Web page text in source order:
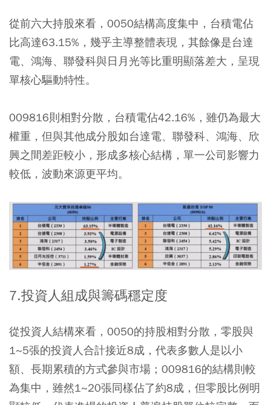
從前六大持股來看，0050結構高度集中，台積電佔
比高達63.15%，幾乎主導整體表現，其餘像是台達
電、鴻海、聯發科與日月光等比重明顯落差大，呈現
單核心驅動特性。
009816則相對分散，台積電佔42.16%，雖仍為最大
權重，但與其他成分股如台達電、聯發科、鴻海、欣
興之間差距較小，形成多核心結構，單一公司影響力
較低，波動來源更平均。
7.投資人組成與籌碼穩定度
從投資人結構來看，0050的持股相對分散，零股與
1~5張的投資人合計接近8成，代表多數人是以小
額、長期累積的方式參與市場；009816的結構則較
為集中，雖然1~20張同樣佔了約8成，但零股比例明